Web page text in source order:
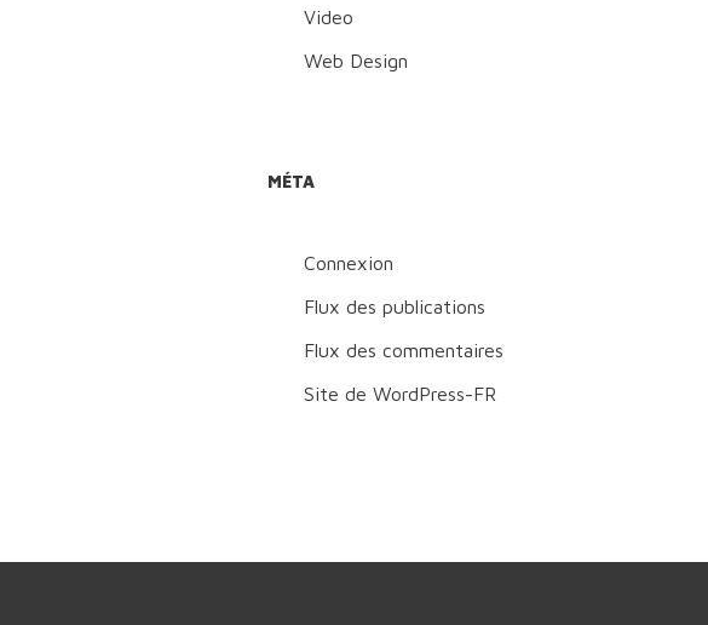
Video
Web Design
MÉTA
Connexion
Flux des publications
Flux des commentaires
Site de WordPress-FR